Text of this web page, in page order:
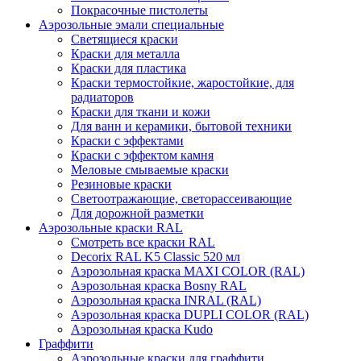
Покрасочные пистолеты
Аэрозольные эмали специальные
Светящиеся краски
Краски для металла
Краски для пластика
Краски термостойкие, жаростойкие, для
радиаторов
Краски для ткани и кожи
Для ванн и керамики, бытовой техники
Краски с эффектами
Краски с эффектом камня
Меловые смываемые краски
Резиновые краски
Светоотражающие, светорассеивающие
Для дорожной разметки
Аэрозольные краски RAL
Смотреть все краски RAL
Decorix RAL K5 Classic 520 мл
Аэрозольная краска MAXI COLOR (RAL)
Аэрозольная краска Bosny RAL
Аэрозольная краска INRAL (RAL)
Аэрозольная краска DUPLI COLOR (RAL)
Аэрозольная краска Kudo
Граффити
Аэрозольные краски для граффити